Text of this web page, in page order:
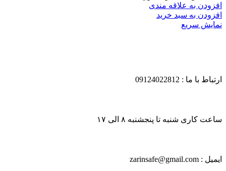
افزودن به علاقه مندی
افزودن به سبد خرید
نمایش سریع
ارتباط با ما : 09124022812
ساعت کاری شنبه تا پنجشنبه ۸ الی ۱۷
ایمیل : zarinsafe@gmail.com